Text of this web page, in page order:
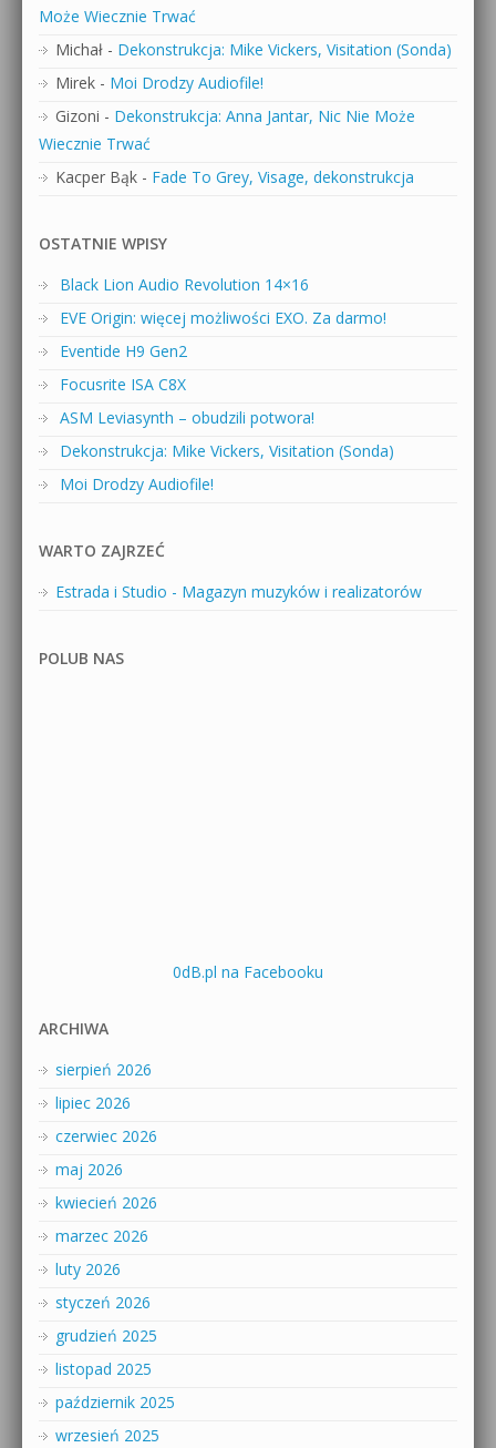
Może Wiecznie Trwać
Michał - Dekonstrukcja: Mike Vickers, Visitation (Sonda)
Mirek - Moi Drodzy Audiofile!
Gizoni - Dekonstrukcja: Anna Jantar, Nic Nie Może
Wiecznie Trwać
Kacper Bąk - Fade To Grey, Visage, dekonstrukcja
OSTATNIE WPISY
Black Lion Audio Revolution 14×16
EVE Origin: więcej możliwości EXO. Za darmo!
Eventide H9 Gen2
Focusrite ISA C8X
ASM Leviasynth – obudzili potwora!
Dekonstrukcja: Mike Vickers, Visitation (Sonda)
Moi Drodzy Audiofile!
WARTO ZAJRZEĆ
Estrada i Studio - Magazyn muzyków i realizatorów
POLUB NAS
0dB.pl na Facebooku
ARCHIWA
sierpień 2026
lipiec 2026
czerwiec 2026
maj 2026
kwiecień 2026
marzec 2026
luty 2026
styczeń 2026
grudzień 2025
listopad 2025
październik 2025
wrzesień 2025